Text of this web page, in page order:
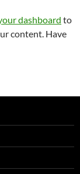
dashboard to
content. Have